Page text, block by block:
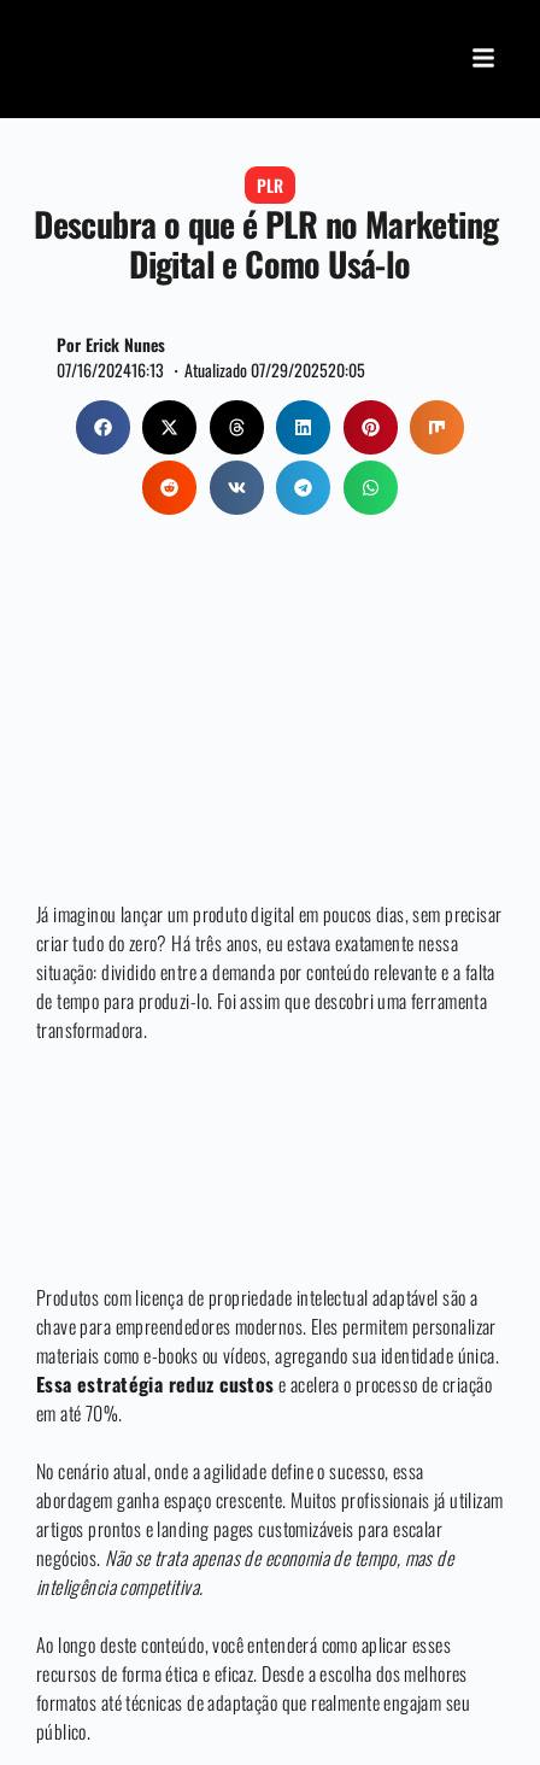
PLR
Descubra o que é PLR no Marketing
Digital e Como Usá-lo
Por Erick Nunes
07/16/202416:13 ・ Atualizado 07/29/202520:05
Já imaginou lançar um produto digital em poucos dias, sem precisar
criar tudo do zero? Há três anos, eu estava exatamente nessa
situação: dividido entre a demanda por conteúdo relevante e a falta
de tempo para produzi-lo. Foi assim que descobri uma ferramenta
transformadora.
Produtos com licença de propriedade intelectual adaptável são a
chave para empreendedores modernos. Eles permitem personalizar
materiais como e-books ou vídeos, agregando sua identidade única.
Essa estratégia reduz custose acelera o processo de criação
em até 70%.
No cenário atual, onde a agilidade define o sucesso, essa
abordagem ganha espaço crescente. Muitos profissionais já utilizam
artigos prontos e landing pages customizáveis para escalar
negócios. Não se trata apenas de economia de tempo, mas de
inteligência competitiva.
Ao longo deste conteúdo, você entenderá como aplicar esses
recursos de forma ética e eficaz. Desde a escolha dos melhores
formatos até técnicas de adaptação que realmente engajam seu
público.